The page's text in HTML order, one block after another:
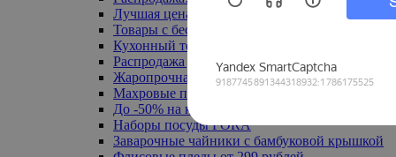
Лучшая цена
Товары с бесплатной доставкой
Кухонный текстиль
Распродажа до -50%
Жаропрочная посуда
Махровые полотенца
До -50% на ковры
Наборы посуды FORA
Заварочные чайники с бамбуковой крышкой